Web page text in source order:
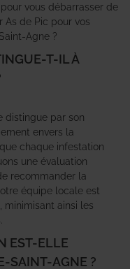
vous débarrasser de
As de Pic pour vos
Agne ?
T-IL À
distingue par son
envers la
chaque infestation
une évaluation
recommander la
équipe locale est
minimisant ainsi les
EST-ELLE
SAINT-AGNE ?